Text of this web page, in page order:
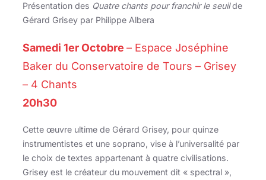
Présentation des Quatre chants pour franchir le seuilde
Gérard Grisey par Philippe Albera
Samedi 1er Octobre – Espace Joséphine
Baker du Conservatoire de Tours – Grisey
– 4 Chants
20h30
Cette œuvre ultime de Gérard Grisey, pour quinze
instrumentistes et une soprano, vise à l’universalité par
le choix de textes appartenant à quatre civilisations.
Grisey est le créateur du mouvement dit « spectral »,